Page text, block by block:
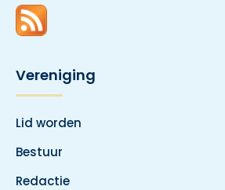
Vereniging
Lid worden
Bestuur
Redactie